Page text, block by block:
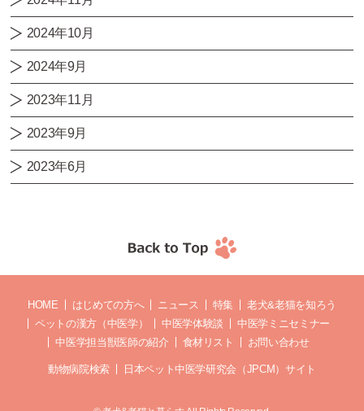
2024年10月
2024年9月
2023年11月
2023年9月
2023年6月
HOME はじめての方へ ニュース 特集
老犬&老猫を知ろう
ペットの漢方（中医学）
中医学体験談
中医学ミニセミナー
中医学担当獣医師の紹介
食材リスト お問い合わせ
動物病院検索 日本ペット中医学研究会（JPCM）サイト